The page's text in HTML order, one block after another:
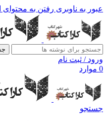
عبور به ناوبری رفتن به
ورود / ثبت نام
0 موارد
جستجو